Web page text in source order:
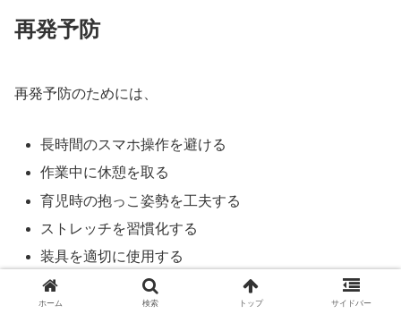
再発予防
再発予防のためには、
長時間のスマホ操作を避ける
作業中に休憩を取る
育児時の抱っこ姿勢を工夫する
ストレッチを習慣化する
装具を適切に使用する
ことが大切です。
ホーム 検索 トップ サイドバー